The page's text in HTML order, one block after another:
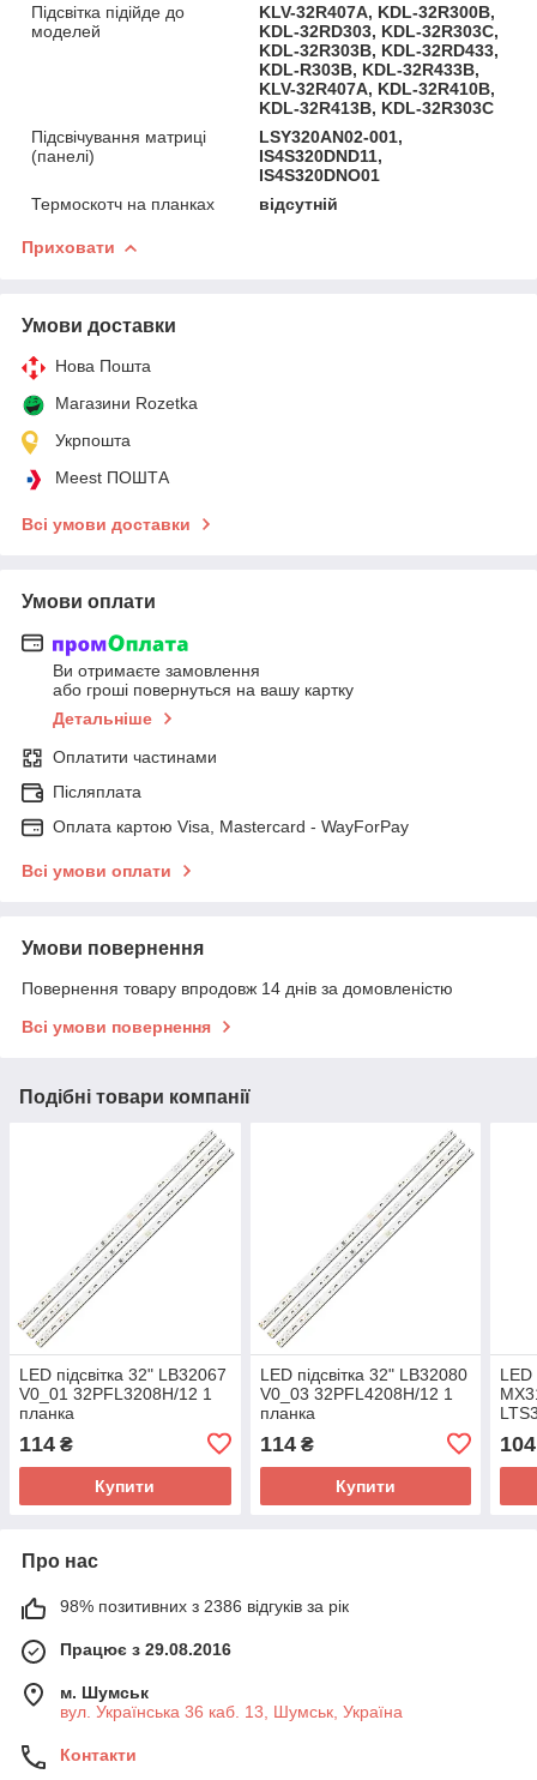
Підсвітка підійде до
моделей
KLV-32R407A, KDL-32R300B,
KDL-32RD303, KDL-32R303C,
KDL-32R303B, KDL-32RD433,
KDL-R303B, KDL-32R433B,
KLV-32R407A, KDL-32R410B,
KDL-32R413B, KDL-32R303С
Підсвічування матриці
(панелі)
LSY320AN02-001,
IS4S320DND11,
IS4S320DNO01
Термоскотч на планках
відсутній
Приховати
Умови доставки
Нова Пошта
Магазини Rozetka
Укрпошта
Meest ПОШТА
Всі умови доставки
Умови оплати
Ви отримаєте замовлення
або гроші повернуться на вашу картку
Детальніше
Оплатити частинами
Післяплата
Оплата картою Visa, Mastercard - WayForPay
Всі умови оплати
Умови повернення
Повернення товару впродовж 14 днів за домовленістю
Всі умови повернення
Подібні товари компанії
LED підсвітка 32" LB32067
V0_01 32PFL3208H/12 1
планка
114 ₴
Купити
LED підсвітка 32" LB32080
V0_03 32PFL4208H/12 1
планка
114₴
Купити
LED
104
Про нас
98% позитивних з 2386 відгуків за рік
Працює з 29.08.2016
м. Шумськ
вул. Українська 36 каб. 13, Шумськ, Україна
Контакти